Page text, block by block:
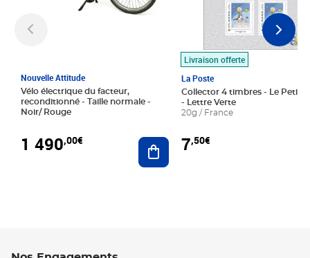
Nouvelle Attitude
Vélo électrique du facteur,
reconditionné - Taille normale -
Noir/ Rouge
1 490,00€ Ajouter au panier
Livraison offerte
La Poste
Collector 4 timbres - Le Petit
- Lettre Verte
20g / France
7,50€